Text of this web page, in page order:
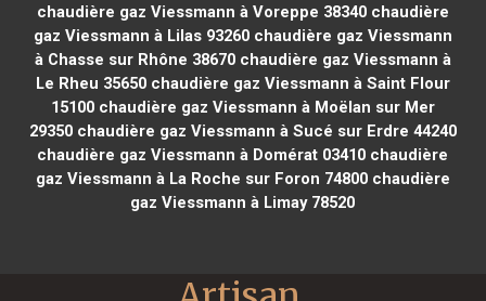
chaudière gaz Viessmann à Voreppe 38340chaudière
gaz Viessmann à Lilas 93260chaudière gaz Viessmann
à Chasse sur Rhône 38670chaudière gaz Viessmann à
Le Rheu 35650chaudière gaz Viessmann à Saint Flour
15100chaudière gaz Viessmann à Moëlan sur Mer
29350chaudière gaz Viessmann à Sucé sur Erdre 44240
chaudière gaz Viessmann à Domérat 03410 chaudière
gaz Viessmann à La Roche sur Foron 74800chaudière
gaz Viessmann à Limay 78520